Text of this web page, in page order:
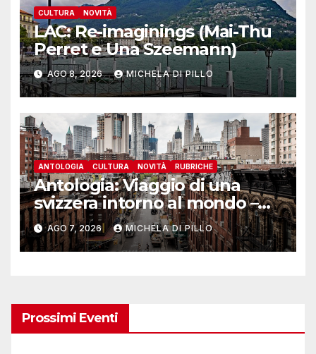
CULTURA NOVITÀ
LAC: Re-imaginings (Mai-Thu
Perret e Una Szeemann)
AGO 8, 2026 MICHELA DI PILLO
ANTOLOGIA CULTURA NOVITÀ RUBRICHE
Antologia: Viaggio di una
svizzera intorno al mondo –
Yosemite
AGO 7, 2026 MICHELA DI PILLO
Prossimi Eventi